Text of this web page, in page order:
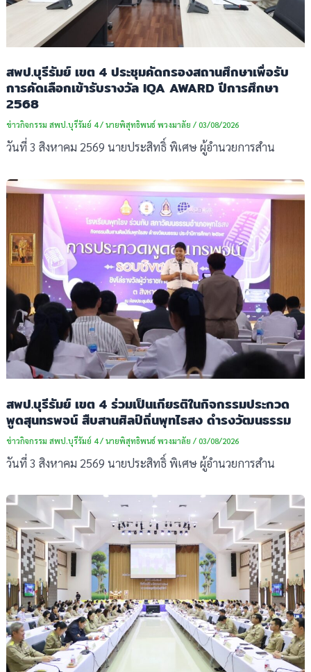
สพป.บุรีรัมย์ เขต 4 ประชุมคัดกรองสถานศึกษาเพื่อรับ
การคัดเลือกเข้ารับรางวัล IQA AWARD ปีการศึกษา
2568
ข่าวกิจกรรม สพป.บุรีรัมย์ 4/ นายพิสุทธิพนธ์ พวงมาลัย / 03/08/2026
วันที่ 3 สิงหาคม 2569 นายประสิทธิ์ พิเศษ ผู้อำนวยการสำน
สพป.บุรีรัมย์ เขต 4 ร่วมเป็นเกียรติในกิจกรรมประกวด
พูดสุนทรพจน์ สืบสานศิลป์ถิ่นพุทไธสง ดำรงวัฒนธรรม
ข่าวกิจกรรม สพป.บุรีรัมย์ 4/ นายพิสุทธิพนธ์ พวงมาลัย / 03/08/2026
วันที่ 3 สิงหาคม 2569 นายประสิทธิ์ พิเศษ ผู้อำนวยการสำน